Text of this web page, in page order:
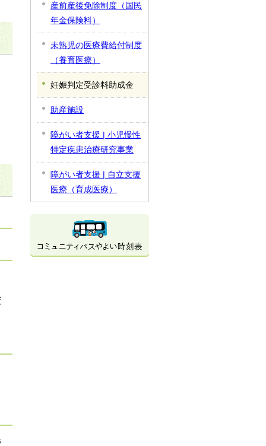
産前産後免除制度（国民
年金保険料）
未熟児の医療費給付制度
（養育医療）
妊娠判定受診料助成金
助産施設
障がい者支援 | 小児慢性
特定疾患治療研究事業
障がい者支援 | 自立支援
医療（育成医療）